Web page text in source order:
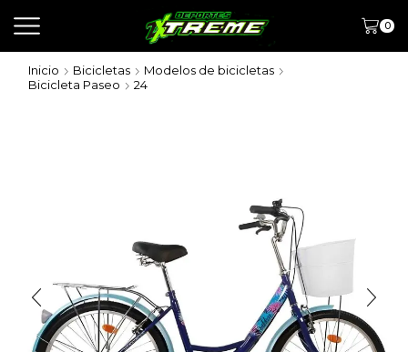
0
Inicio Bicicletas
Modelos de bicicletas
Bicicleta Paseo
24